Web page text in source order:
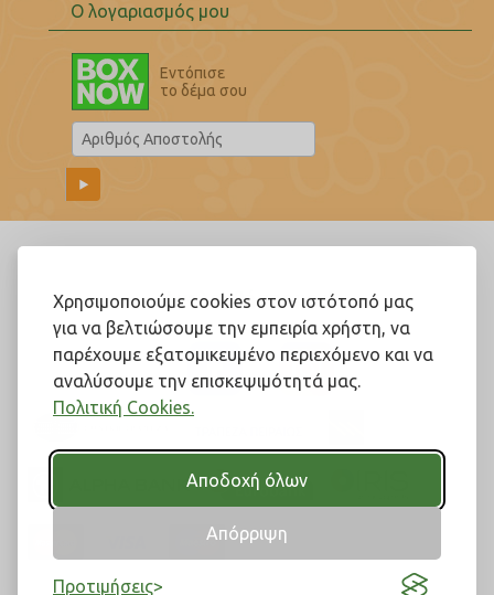
Χρησιμοποιούμε cookies στον ιστότοπό μας
για να βελτιώσουμε την εμπειρία χρήστη, να
παρέχουμε εξατομικευμένο περιεχόμενο και να
αναλύσουμε την επισκεψιμότητά μας.
Πολιτική Cookies.
Αποδοχή όλων
Απόρριψη
Προτιμήσεις
Ο λογαριασμός μου
Εντόπισε
το δέμα σου
Ακολουθήστε μας!